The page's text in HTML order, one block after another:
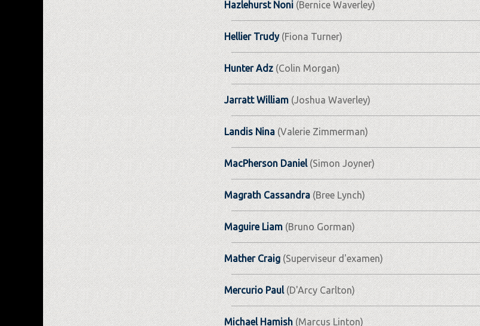
Hazlehurst Noni(Bernice Waverley)
Hellier Trudy(Fiona Turner)
Hunter Adz(Colin Morgan)
Jarratt William (Joshua Waverley)
Landis Nina(Valerie Zimmerman)
MacPherson Daniel (Simon Joyner)
Magrath Cassandra(Bree Lynch)
Maguire Liam (Bruno Gorman)
Mather Craig(Superviseur d'examen)
Mercurio Paul (D'Arcy Carlton)
Michael Hamish(Marcus Linton)